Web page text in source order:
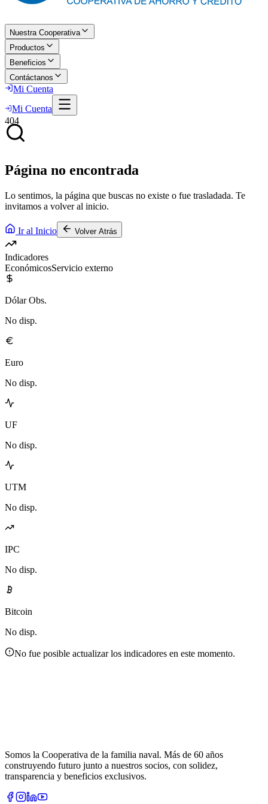
Nuestra Cooperativa
Productos
Beneficios
Contáctanos
Mi Cuenta
Mi Cuenta
404
Página no encontrada
Lo sentimos, la página que buscas no existe o fue trasladada. Te
invitamos a volver al inicio.
Ir al Inicio Volver Atrás
Indicadores
EconómicosServicio externo
Dólar Obs.
No disp.
Euro
No disp.
UF
No disp.
UTM
No disp.
IPC
No disp.
Bitcoin
No disp.
No fue posible actualizar los indicadores en este momento.
Somos la Cooperativa de la familia naval. Más de 60 años
construyendo futuro junto a nuestros socios, con solidez,
transparencia y beneficios exclusivos.